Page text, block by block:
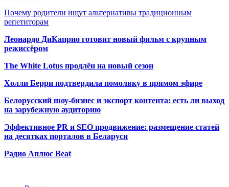
Почему родители ищут альтернативы традиционным
репетиторам
Леонардо ДиКаприо готовит новый фильм с крупным
режиссёром
The White Lotus продлён на новый сезон
Холли Берри подтвердила помолвку в прямом эфире
Белорусский шоу-бизнес и экспорт контента: есть ли выход
на зарубежную аудиторию
Эффективное PR и SEO продвижение: размещение статей
на десятках порталов в Беларуси
Радио Аплюс Beat